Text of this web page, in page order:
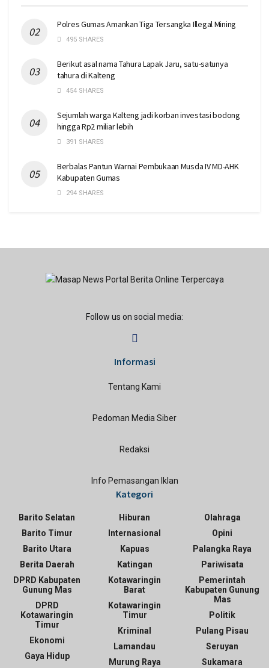
Polres Gumas Amankan Tiga Tersangka Illegal Mining
495 SHARES
Berikut asal nama Tahura Lapak Jaru, satu-satunya
tahura di Kalteng
454 SHARES
Sejumlah warga Kalteng jadi korban investasi bodong
hingga Rp2 miliar lebih
391 SHARES
Berbalas Pantun Warnai Pembukaan Musda IV MD-AHK
Kabupaten Gumas
294 SHARES
Follow us on social media:
Informasi
Tentang Kami
Pedoman Media Siber
Redaksi
Info Pemasangan Iklan
Kategori
Barito Selatan
Barito Timur
Barito Utara
Berita Daerah
DPRD Kabupaten
Gunung Mas
DPRD
Kotawaringin
Timur
Ekonomi
Gaya Hidup
Hiburan
Internasional
Kapuas
Katingan
Kotawaringin
Barat
Kotawaringin
Timur
Kriminal
Lamandau
Murung Raya
Olahraga
Opini
Palangka Raya
Pariwisata
Pemerintah
Kabupaten Gunung
Mas
Politik
Pulang Pisau
Seruyan
Sukamara